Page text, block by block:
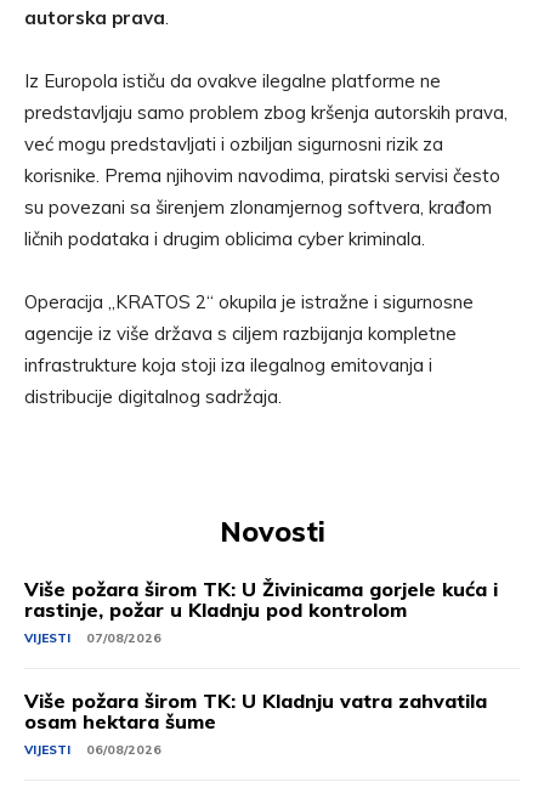
autorska prava.
Iz Europola ističu da ovakve ilegalne platforme ne
predstavljaju samo problem zbog kršenja autorskih prava,
već mogu predstavljati i ozbiljan sigurnosni rizik za
korisnike. Prema njihovim navodima, piratski servisi često
su povezani sa širenjem zlonamjernog softvera, krađom
ličnih podataka i drugim oblicima cyber kriminala.
Operacija „KRATOS 2“ okupila je istražne i sigurnosne
agencije iz više država s ciljem razbijanja kompletne
infrastrukture koja stoji iza ilegalnog emitovanja i
distribucije digitalnog sadržaja.
Novosti
Više požara širom TK: U Živinicama gorjele kuća i
rastinje, požar u Kladnju pod kontrolom
VIJESTI 07/08/2026
Više požara širom TK: U Kladnju vatra zahvatila
osam hektara šume
VIJESTI 06/08/2026